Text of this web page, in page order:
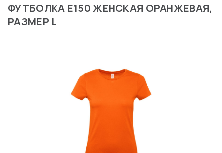
ФУТБОЛКА E150 ЖЕНСКАЯ ОРАНЖЕВАЯ,
РАЗМЕР L